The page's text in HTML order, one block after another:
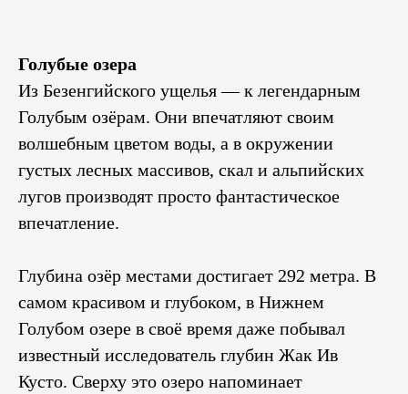
Голубые озера
Из Безенгийского ущелья — к легендарным
Голубым озёрам. Они впечатляют своим
волшебным цветом воды, а в окружении
густых лесных массивов, скал и альпийских
лугов производят просто фантастическое
впечатление.
Глубина озёр местами достигает 292 метра. В
самом красивом и глубоком, в Нижнем
Голубом озере в своё время даже побывал
известный исследователь глубин Жак Ив
Кусто. Сверху это озеро напоминает